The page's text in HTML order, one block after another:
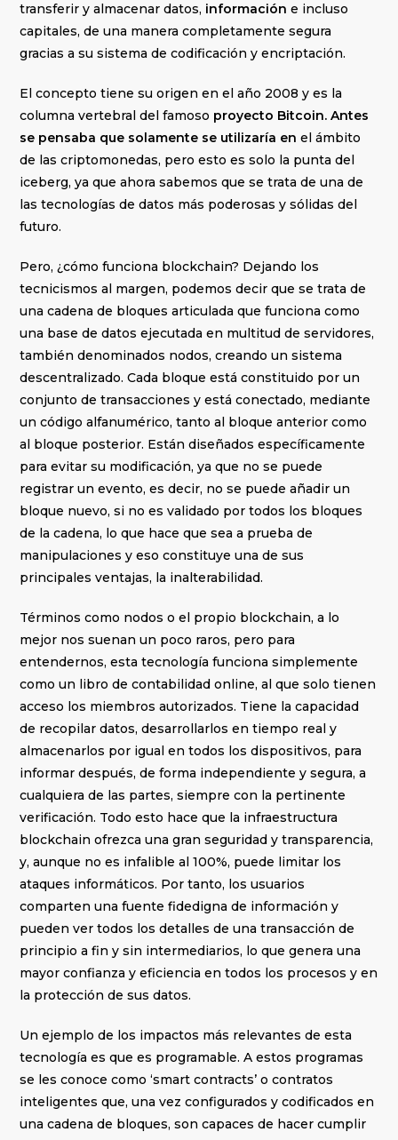
transferir y almacenar datos, información e incluso
capitales, de una manera completamente segura
gracias a su sistema de codificación y encriptación.
El concepto tiene su origen en el año 2008 y es la
columna vertebral del famoso proyecto Bitcoin. Antes
se pensaba que solamente se utilizaría en el ámbito
de las criptomonedas, pero esto es solo la punta del
iceberg, ya que ahora sabemos que se trata de una de
las tecnologías de datos más poderosas y sólidas del
futuro.
Pero, ¿cómo funciona blockchain? Dejando los
tecnicismos al margen, podemos decir que se trata de
una cadena de bloques articulada que funciona como
una base de datos ejecutada en multitud de servidores,
también denominados nodos, creando un sistema
descentralizado. Cada bloque está constituido por un
conjunto de transacciones y está conectado, mediante
un código alfanumérico, tanto al bloque anterior como
al bloque posterior. Están diseñados específicamente
para evitar su modificación, ya que no se puede
registrar un evento, es decir, no se puede añadir un
bloque nuevo, si no es validado por todos los bloques
de la cadena, lo que hace que sea a prueba de
manipulaciones y eso constituye una de sus
principales ventajas, la inalterabilidad.
Términos como nodos o el propio blockchain, a lo
mejor nos suenan un poco raros, pero para
entendernos, esta tecnología funciona simplemente
como un libro de contabilidad online, al que solo tienen
acceso los miembros autorizados. Tiene la capacidad
de recopilar datos, desarrollarlos en tiempo real y
almacenarlos por igual en todos los dispositivos, para
informar después, de forma independiente y segura, a
cualquiera de las partes, siempre con la pertinente
verificación. Todo esto hace que la infraestructura
blockchain ofrezca una gran seguridad y transparencia,
y, aunque no es infalible al 100%, puede limitar los
ataques informáticos. Por tanto, los usuarios
comparten una fuente fidedigna de información y
pueden ver todos los detalles de una transacción de
principio a fin y sin intermediarios, lo que genera una
mayor confianza y eficiencia en todos los procesos y en
la protección de sus datos.
Un ejemplo de los impactos más relevantes de esta
tecnología es que es programable. A estos programas
se les conoce como ‘smart contracts’ o contratos
inteligentes que, una vez configurados y codificados en
una cadena de bloques, son capaces de hacer cumplir